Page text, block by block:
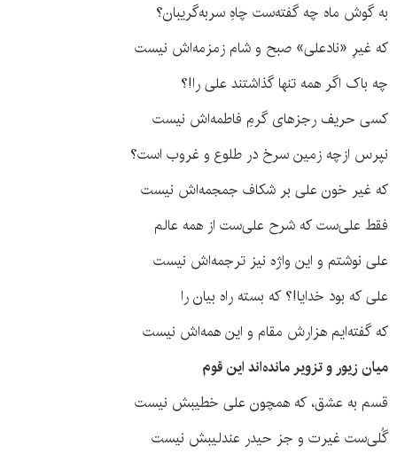
به گوش ماه چه گفته‌ست چاهِ سربه‌گریبان؟
که غیرِ «نادعلی» صبح و شام زمزمه‌اش نیست
چه باک اگر همه تنها گذاشتند علی را!؟
کسی حریف رجزهای گرمِ فاطمه‌اش نیست
نپرس ازچه زمین سرخ در طلوع و غروب است؟
که غیر خون علی بر شکاف جمجمه‌اش نیست
فقط علی‌ست که شرح علی‌ست از همه عالم
علی نوشتم و این واژه نیز ترجمه‌اش نیست
علی که بود خدایا!؟ که بسته راه بیان را
که گفته‌ایم هزارش مقام و این همه‌اش نیست
میان زیور و تزویر مانده‌اند این قوم
قسم به عشق، که همچون علی خطیبش نیست
گُلی‌ست غیرت و جز حیدر عندلیبش نیست